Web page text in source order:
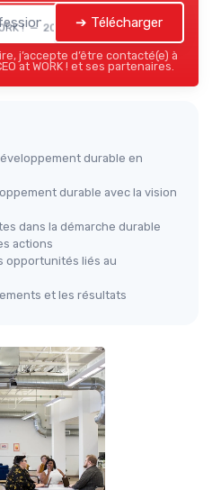
! — 2026 ➔ Télécharger
j’accepte d’être contacté(e) à
at WORK ! et ses partenaires.
durable en
durable avec la vision
dans la démarche durable
actions
opportunités liés au
et les résultats